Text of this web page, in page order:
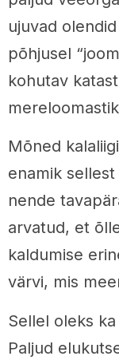
ujuvad
põhjusel
kohutav
Mõned
enamik
nende
arvatud, et
kaldumise
värvi, mis
Sellel oleks
Paljud